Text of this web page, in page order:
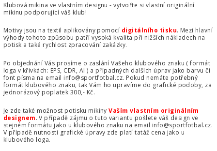
Klubová mikina ve vlastním designu - vytvořte si vlastní originální
mikinu podporující váš klub!
Motivy jsou na textil aplikovány pomocí digitálního tisku. Mezi hlavní
výhody tohoto způsobu patří vysoká kvalita při nižších nákladech na
potisk a také rychlost zpracování zakázky.
Po objednání Vás prosíme o zaslání Vašeho klubového znaku ( formát
loga v křivkách: EPS, CDR, AI ) a případných dalších úprav jako barvu či
font písma na email info@sportfotbal.cz. Pokud nemáte potřebný
formát klubového znaku, tak Vám ho upravíme do grafické podoby, za
jednorázový poplatek 300,- Kč.
Je zde také možnost potisku mikinyVaším vlastním originálním
designem. V případě zájmu o tuto variantu pošlete váš design ve
stejném formátu jako u klubového znaku na email info@sportfotbal.cz.
V případě nutnosti grafické úpravy zde platí tatáž cena jako u
klubového loga.